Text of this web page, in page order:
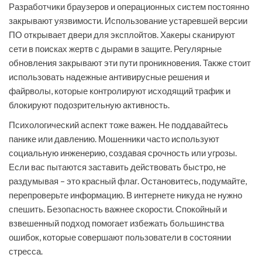
Разработчики браузеров и операционных систем постоянно
закрывают уязвимости. Использование устаревшей версии
ПО открывает двери для эксплойтов. Хакеры сканируют
сети в поисках жертв с дырами в защите. Регулярные
обновления закрывают эти пути проникновения. Также стоит
использовать надежные антивирусные решения и
файрволы, которые контролируют исходящий трафик и
блокируют подозрительную активность.
Психологический аспект тоже важен. Не поддавайтесь
панике или давлению. Мошенники часто используют
социальную инженерию, создавая срочность или угрозы.
Если вас пытаются заставить действовать быстро, не
раздумывая – это красный флаг. Остановитесь, подумайте,
перепроверьте информацию. В интернете никуда не нужно
спешить. Безопасность важнее скорости. Спокойный и
взвешенный подход помогает избежать большинства
ошибок, которые совершают пользователи в состоянии
стресса.